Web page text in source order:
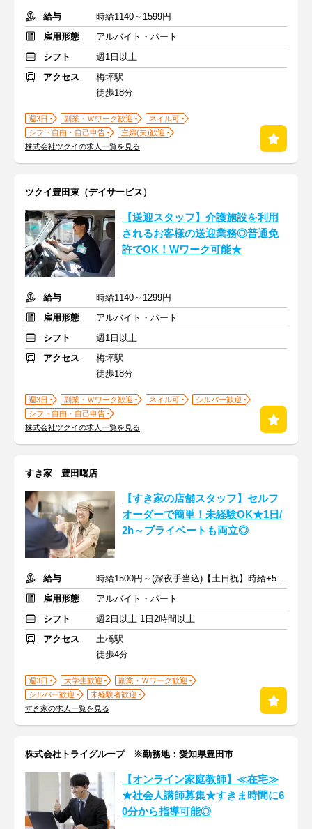
給与
時給1140～1599円
雇用形態
アルバイト・パート
シフト
週1日以上
アクセス
梅坪駅
徒歩18分
週3日 副業・Ｗワーク歓迎
ネイル可
シフト自由・自己申告
主婦(夫)歓迎
株式会社ツクイの求人一覧を見る
ツクイ豊田東（デイサービス）
【送迎スタッフ】介護施設を利用
されるお客様の送迎業務◎普通免
許でOK！Wワーク可能★
給与
時給1140～1299円
雇用形態
アルバイト・パート
シフト
週1日以上
アクセス
梅坪駅
徒歩18分
週3日 副業・Ｗワーク歓迎 ネイル可
シルバー歓迎
シフト自由・自己申告
株式会社ツクイの求人一覧を見る
すき家 豊田曙店
【すき家の店舗スタッフ】セルフ
オーダーで簡単！未経験OK★1日/
2h～プライベートも両立◎
給与
時給1500円～(深夜手当込)【土日祝】時給+50円 ※交通費支給
雇用形態
アルバイト・パート
シフト
週2日以上 1日2時間以上
アクセス
土橋駅
徒歩4分
週3日 大学生歓迎
副業・Ｗワーク歓迎
シルバー歓迎
未経験者歓迎
すき家の求人一覧を見る
株式会社トライグループ ※勤務地：愛知県豊田市
【オンライン家庭教師】≪在宅≫
★社会人講師募集★すきま時間に6
0分から指導可能◎